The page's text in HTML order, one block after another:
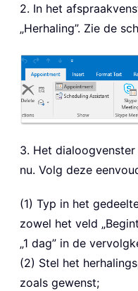
2. In het
„Herhaling”. Zie de
3. Het
nu. Volg deze
(1) Typ in het
zowel het veld
„1 dag” in de
(2) Stel het
zoals gewenst;